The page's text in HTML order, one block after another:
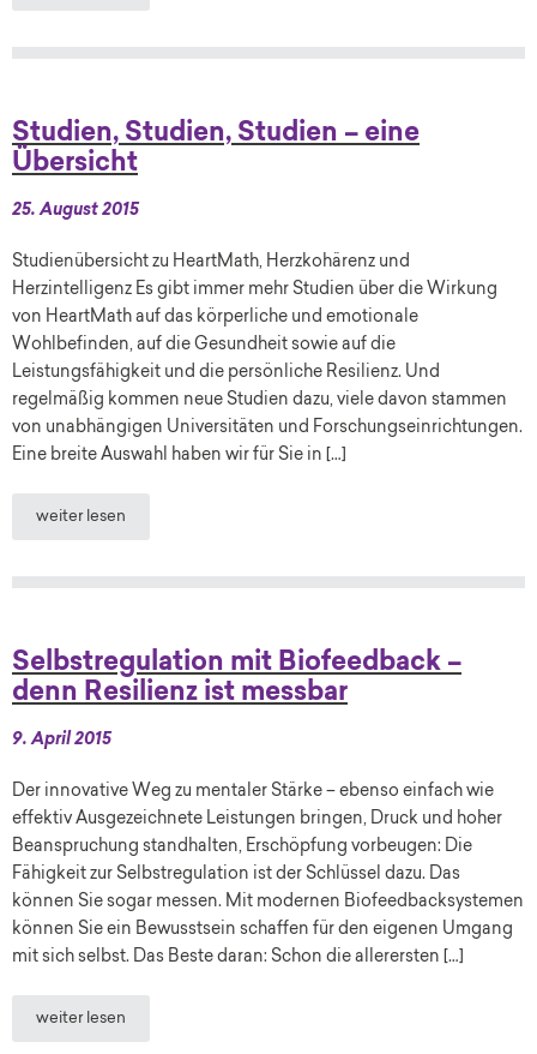
Studien, Studien, Studien – eine
Übersicht
25. August 2015
Studienübersicht zu HeartMath, Herzkohärenz und
Herzintelligenz Es gibt immer mehr Studien über die Wirkung
von HeartMath auf das körperliche und emotionale
Wohlbefinden, auf die Gesundheit sowie auf die
Leistungsfähigkeit und die persönliche Resilienz. Und
regelmäßig kommen neue Studien dazu, viele davon stammen
von unabhängigen Universitäten und Forschungseinrichtungen.
Eine breite Auswahl haben wir für Sie in […]
weiter lesen
Selbstregulation mit Biofeedback –
denn Resilienz ist messbar
9. April 2015
Der innovative Weg zu mentaler Stärke – ebenso einfach wie
effektiv Ausgezeichnete Leistungen bringen, Druck und hoher
Beanspruchung standhalten, Erschöpfung vorbeugen: Die
Fähigkeit zur Selbstregulation ist der Schlüssel dazu. Das
können Sie sogar messen. Mit modernen Biofeedbacksystemen
können Sie ein Bewusstsein schaffen für den eigenen Umgang
mit sich selbst. Das Beste daran: Schon die allerersten […]
weiter lesen